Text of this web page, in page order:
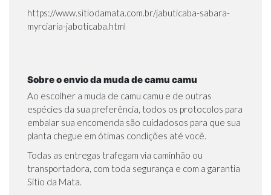
https://www.sitiodamata.com.br/jabuticaba-sabara-
myrciaria-jaboticaba.html
Sobre o envio da muda de camu camu
Ao escolher a muda de camu camu e de outras
espécies da sua preferência, todos os protocolos para
embalar sua encomenda são cuidadosos para que sua
planta chegue em ótimas condições até você.
Todas as entregas trafegam via caminhão ou
transportadora, com toda segurança e com a garantia
Sítio da Mata.